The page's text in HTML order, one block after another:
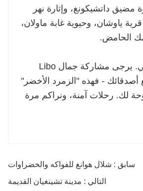
مضيق داتشيكونغ، وإثارة نهر
ياوشان، وحيوية غابة ماولان،
الحامض.
شكرا لانضمامك لي. يرجى مشاركة جمال Libo
أصدقائك - فهذه "الزمرد الأخضر"
لك. رحلات آمنة، ونراكم مرة
سابق : شلال هوانغ للفواكه والخضراوات
التالي : مدينة تشينغيان القديمة